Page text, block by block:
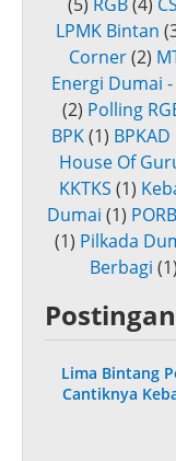
LPMK Bintan
Corner (2)
Energi Dumai
(2) Polling
BPK(1)
House Of
KKTKS (1)
Dumai (1)
(1) Pilkada
Berbagi (1)
Lima Bintang
Cantiknya